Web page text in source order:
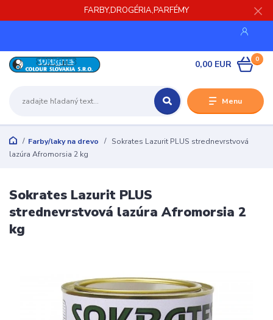
FARBY,DROGÉRIA,PARFÉMY
Menu
0
0,00 EUR
Farby/laky na drevo
Sokrates Lazurit PLUS strednevrstvová
lazúra Afromorsia 2 kg
Sokrates Lazurit PLUS
strednevrstvová lazúra Afromorsia 2
kg